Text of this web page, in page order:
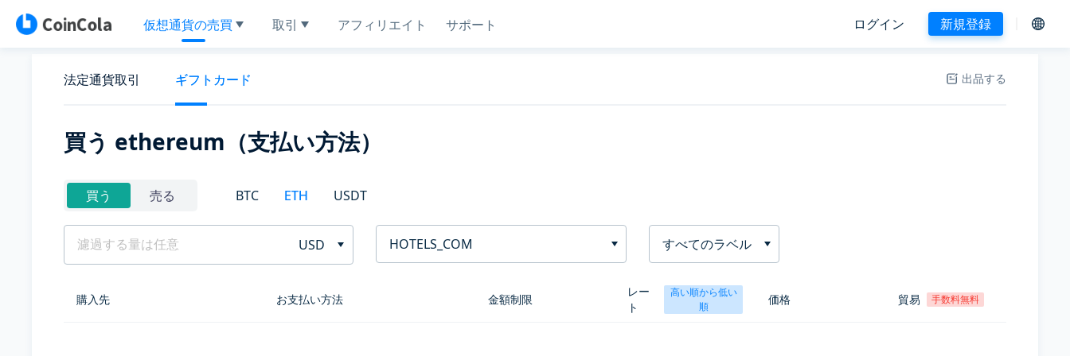
仮想通貨の売買 取引 アフィリエイト サポート ログイン 新規登録
法定通貨取引 ギフトカード 出品する
買う ethereum（支払い方法）
買う 売る BTC ETH USDT
USD HOTELS_COM すべてのラベル
購入先 お支払い方法 金額制限
レー
ト
高い順から低い
順
価格 貿易 手数料無料